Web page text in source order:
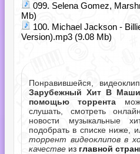
099. Selena Gomez,
Mb)
100. Michael Jackson -
Version).mp3 (9.08 Mb)
Понравившейся,
Зарубежный Хит В
помощью торрента
слушать, смотреть
новости музыкальные
подобрать в списке ниже,
торрент видеоклипов в
качестве из главной